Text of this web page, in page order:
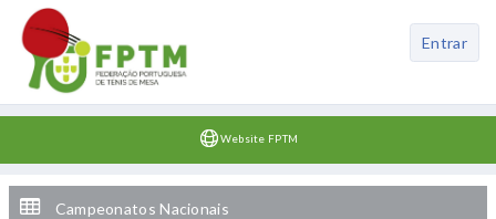
Website FPTM
Entrar
Campeonatos Nacionais